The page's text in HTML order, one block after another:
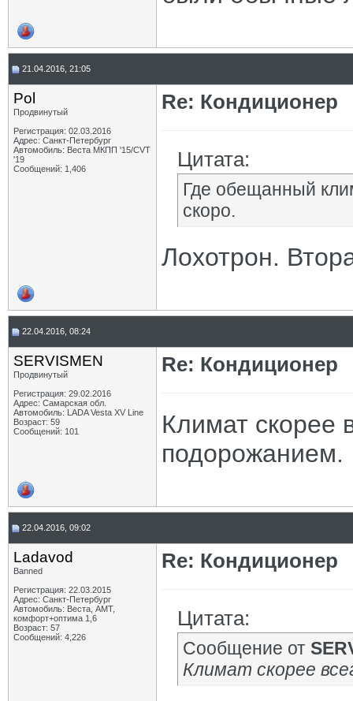
21.04.2016, 21:05
Pol
Продвинутый
Регистрация: 02.03.2016
Адрес: Санкт-Петербург
Автомобиль: Веста МКПП '15/CVT
'19
Сообщений: 1,406
Re: Кондиционер
Цитата:
Где обещанный
скоро.
Лохотрон.
22.04.2016, 08:24
SERVISMEN
Продвинутый
Регистрация: 29.02.2016
Адрес: Самарская обл.
Автомобиль: LADA Vesta XV Line
Возраст: 59
Сообщений: 101
Re: Кондиционер
Климат скорее
подорожанием.
22.04.2016, 09:02
Ladavod
Banned
Регистрация: 22.03.2015
Адрес: Санкт-Петербург
Автомобиль: Веста, АМТ,
комфорт+оптима 1,6
Возраст: 57
Сообщений: 4,226
Re: Кондиционер
Цитата:
Сообщение от
Климат скорее